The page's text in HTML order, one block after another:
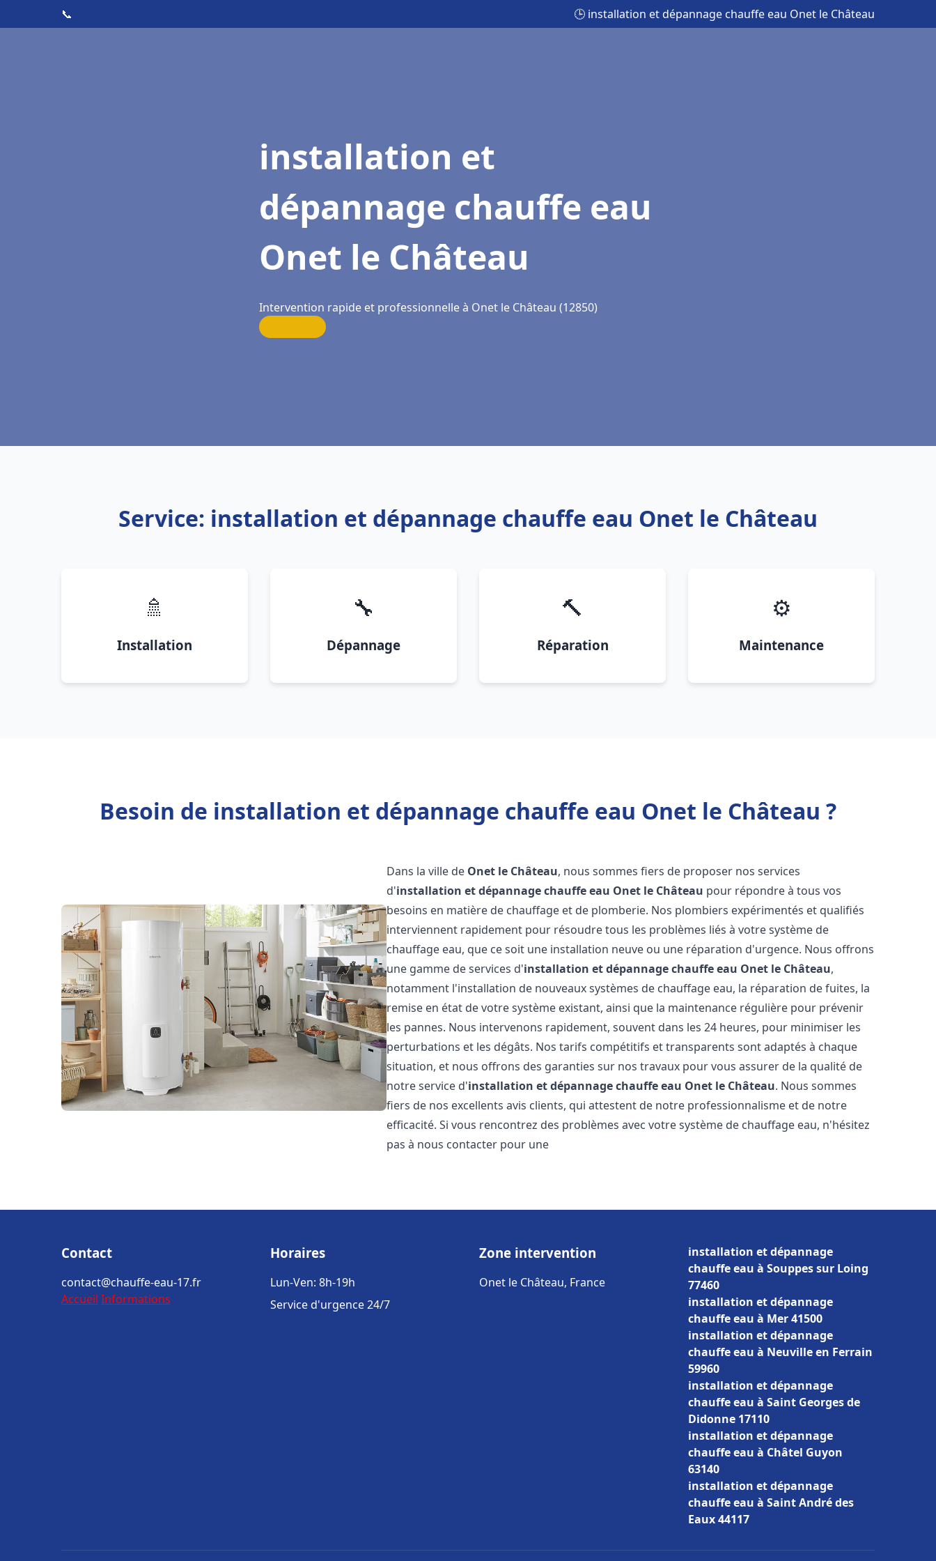
📞 🕒 installation et dépannage chauffe eau Onet le Château
installation et
dépannage chauffe eau
Onet le Château
Intervention rapide et professionnelle à Onet le Château (12850)
Service: installation et dépannage chauffe eau Onet le Château
🚿
Installation
🔧
Dépannage
🔨
Réparation
⚙️
Maintenance
Besoin de installation et dépannage chauffe eau Onet le Château ?
Dans la ville de Onet le Château, nous sommes fiers de proposer nos services
d'installation et dépannage chauffe eau Onet le Château pour répondre à tous vos
besoins en matière de chauffage et de plomberie. Nos plombiers expérimentés et qualifiés
interviennent rapidement pour résoudre tous les problèmes liés à votre système de
chauffage eau, que ce soit une installation neuve ou une réparation d'urgence. Nous offrons
une gamme de services d'installation et dépannage chauffe eau Onet le Château,
notamment l'installation de nouveaux systèmes de chauffage eau, la réparation de fuites, la
remise en état de votre système existant, ainsi que la maintenance régulière pour prévenir
les pannes. Nous intervenons rapidement, souvent dans les 24 heures, pour minimiser les
perturbations et les dégâts. Nos tarifs compétitifs et transparents sont adaptés à chaque
situation, et nous offrons des garanties sur nos travaux pour vous assurer de la qualité de
notre service d'installation et dépannage chauffe eau Onet le Château. Nous sommes
fiers de nos excellents avis clients, qui attestent de notre professionnalisme et de notre
efficacité. Si vous rencontrez des problèmes avec votre système de chauffage eau, n'hésitez
pas à nous contacter pour une
Contact
contact@chauffe-eau-17.fr
Accueil Informations
Horaires
Lun-Ven: 8h-19h
Service d'urgence 24/7
Zone intervention
Onet le Château, France
installation et dépannage
chauffe eau à Souppes sur Loing
77460
installation et dépannage
chauffe eau à Mer 41500
installation et dépannage
chauffe eau à Neuville en Ferrain
59960
installation et dépannage
chauffe eau à Saint Georges de
Didonne 17110
installation et dépannage
chauffe eau à Châtel Guyon
63140
installation et dépannage
chauffe eau à Saint André des
Eaux 44117